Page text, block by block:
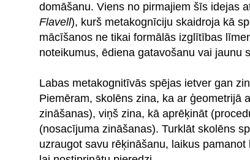
domāšanu. Viens no pirmajiem šīs idejas
Flavell), kurš metakognīciju skaidroja kā
mācīšanos ne tikai formālās izglītības
noteikumus, ēdiena gatavošanu vai jaunu
Labas metakognitīvās spējas ietver gan
Piemēram, skolēns zina, ka ar ģeometrijā
zināšanas), viņš zina, kā aprēķināt
(nosacījuma zināšanas). Turklāt skolēns
uzraugot savu rēķināšanu, laikus